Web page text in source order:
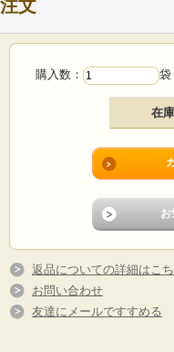
注文
購入数： 袋
在庫
返品についての詳細はこ
お問い合わせ
友達にメールですすめる